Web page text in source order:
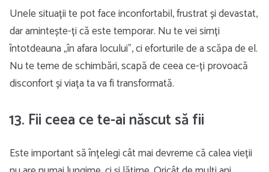
Unele situații te pot face inconfortabil, frustrat și devastat,
dar amintește-ți că este temporar. Nu te vei simți
întotdeauna „în afara locului”, ci eforturile de a scăpa de el.
Nu te teme de schimbări, scapă de ceea ce-ți provoacă
disconfort și viața ta va fi transformată.
13. Fii ceea ce te-ai născut să fii
Este important să înțelegi cât mai devreme că calea vieții